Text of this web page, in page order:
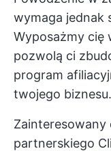
wymaga jednak
Wyposażmy cię
pozwolą ci
program
twojego biznesu.
Zainteresowany
partnerskiego